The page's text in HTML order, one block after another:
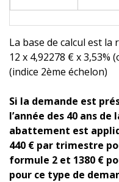
La base de calcul est
12 x 4,92278 € x 3,53%
(indice 2ème échelon)
Si la demande est
l’année des 40 ans
abattement est
440 € par trimestre
formule 2 et 1380 €
pour ce type de